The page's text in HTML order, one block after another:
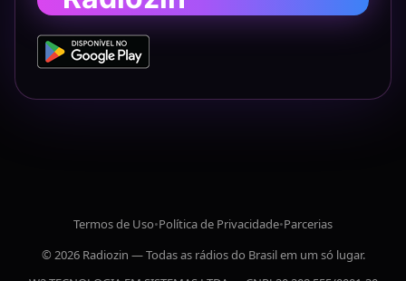
Termos de Uso•Política de Privacidade•Parcerias
© 2026 Radiozin — Todas as rádios do Brasil em um só lugar.